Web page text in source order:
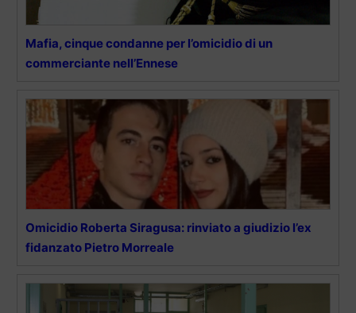
Mafia, cinque condanne per l’omicidio di un
commerciante nell’Ennese
Omicidio Roberta Siragusa: rinviato a giudizio l’ex
fidanzato Pietro Morreale